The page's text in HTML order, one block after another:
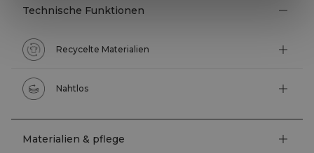
Technische Funktionen
Recycelte Materialien
Nahtlos
Materialien & pflege